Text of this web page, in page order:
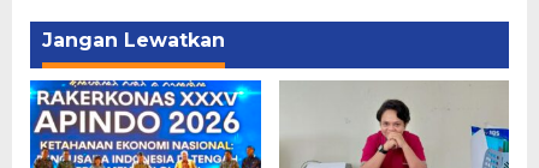
Jangan Lewatkan